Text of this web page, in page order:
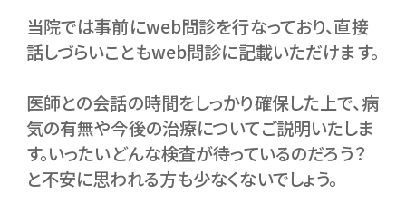
当院では事前にweb問診を行なっており、直接
話しづらいこともweb問診に記載いただけます。
医師との会話の時間をしっかり確保した上で、病
気の有無や今後の治療についてご説明いたしま
す。いったいどんな検査が待っているのだろう？
と不安に思われる方も少なくないでしょう。